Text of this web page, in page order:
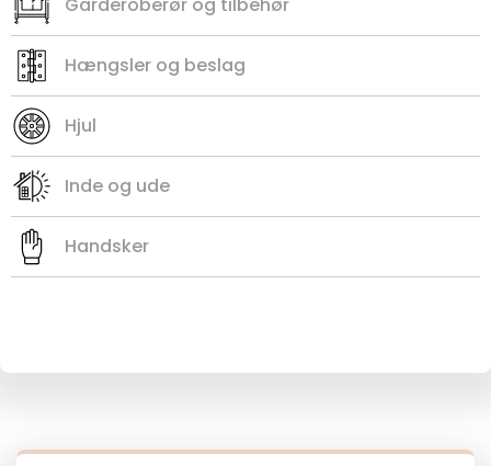
Hængsler og beslag
Hjul
Inde og ude
Handsker